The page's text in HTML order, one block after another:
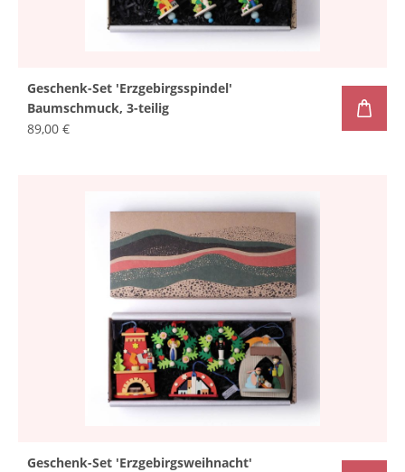
Geschenk-Set 'Erzgebirgsspindel'
Baumschmuck, 3-teilig
89,00 €
Geschenk-Set 'Erzgebirgsweihnacht'